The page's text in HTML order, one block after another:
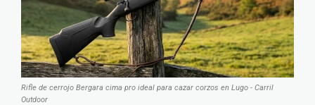
Rifle de cerrojo Bergara cima pro ideal para cazar corzos en Lugo - Carril
Outdoor